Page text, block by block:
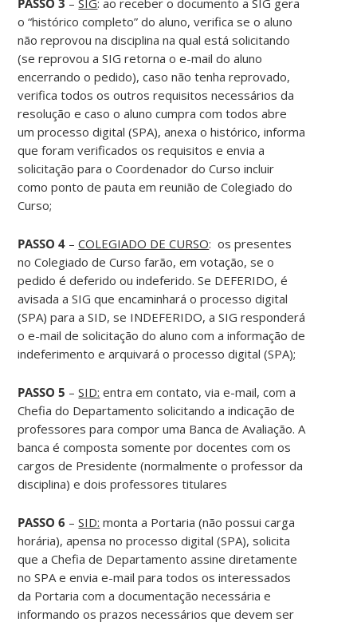
PASSO 3 –SIG: ao receber o documento a SIG gera
o “histórico completo” do aluno, verifica se o aluno
não reprovou na disciplina na qual está solicitando
(se reprovou a SIG retorna o e-mail do aluno
encerrando o pedido), caso não tenha reprovado,
verifica todos os outros requisitos necessários da
resolução e caso o aluno cumpra com todos abre
um processo digital (SPA), anexa o histórico, informa
que foram verificados os requisitos e envia a
solicitação para o Coordenador do Curso incluir
como ponto de pauta em reunião de Colegiado do
Curso;
PASSO 4 –COLEGIADO DE CURSO: os presentes
no Colegiado de Curso farão, em votação, se o
pedido é deferido ou indeferido. Se DEFERIDO, é
avisada a SIG que encaminhará o processo digital
(SPA) para a SID, se INDEFERIDO, a SIG responderá
o e-mail de solicitação do aluno com a informação de
indeferimento e arquivará o processo digital (SPA);
PASSO 5 –SID: entra em contato, via e-mail, com a
Chefia do Departamento solicitando a indicação de
professores para compor uma Banca de Avaliação. A
banca é composta somente por docentes com os
cargos de Presidente (normalmente o professor da
disciplina) e dois professores titulares
PASSO 6 –SID: monta a Portaria (não possui carga
horária), apensa no processo digital (SPA), solicita
que a Chefia de Departamento assine diretamente
no SPA e envia e-mail para todos os interessados
da Portaria com a documentação necessária e
informando os prazos necessários que devem ser